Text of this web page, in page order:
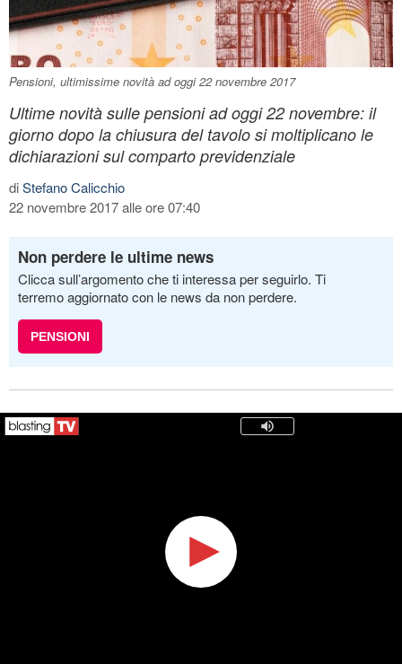
Pensioni, ultimissime novità ad oggi 22 novembre 2017
Ultime novità sulle pensioni ad oggi 22 novembre: il
giorno dopo la chiusura del tavolo si moltiplicano le
dichiarazioni sul comparto previdenziale
diStefano Calicchio
22 novembre 2017 alle ore 07:40
Non perdere le ultime news
Clicca sull’argomento che ti interessa per seguirlo. Ti
terremo aggiornato con le news da non perdere.
PENSIONI